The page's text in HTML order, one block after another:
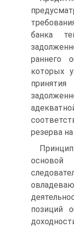
банка
раннего
которых
резерва
позиций